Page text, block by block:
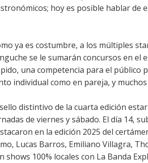
hoy es posible hablar de
ya es costumbre, a los múltiples
se le sumarán concursos en el
una competencia para el público
individual como en pareja, y muchos
distintivo de la cuarta edición
de viernes y sábado. El día 14,
en la edición 2025 del
Lucas Barros, Emiliano Villagra,
shows 100% locales con La Banda